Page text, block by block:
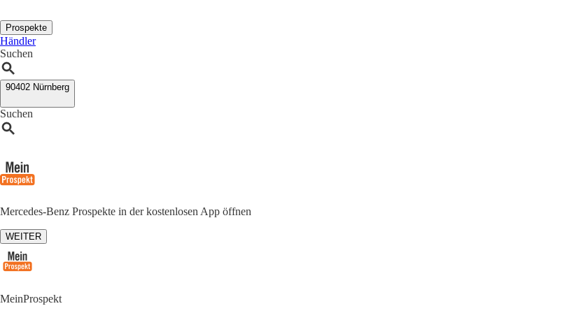
Prospekte
Händler
Suchen
90402 Nürnberg
Suchen
Mercedes-Benz Prospekte in der kostenlosen App öffnen
WEITER
MeinProspekt